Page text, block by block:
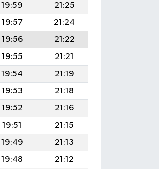
19:59
21:25
19:57
21:24
19:56
21:22
19:55
21:21
19:54
21:19
19:53
21:18
19:52
21:16
19:51
21:15
19:49
21:13
19:48
21:12